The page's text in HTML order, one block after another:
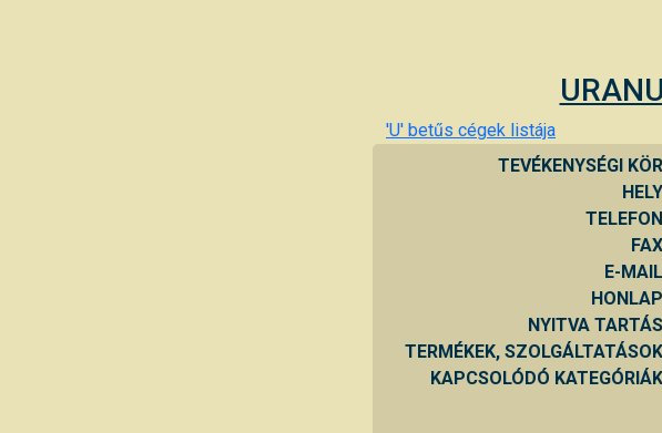
'U' betűs cégek listája
TEVÉKENYSÉGI
E-
NYITVA
TERMÉKEK,
KAPCSOLÓDÓ